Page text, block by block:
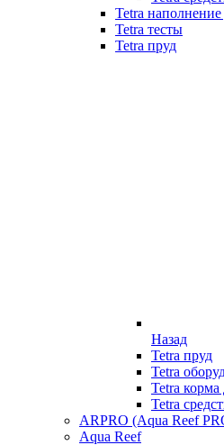
Tetra
Tetra тесты
Tetra пруд
Назад
Tetra пруд
Tetra
Tetra
Tetra
ARPRO (Aqua Reef
Aqua Reef